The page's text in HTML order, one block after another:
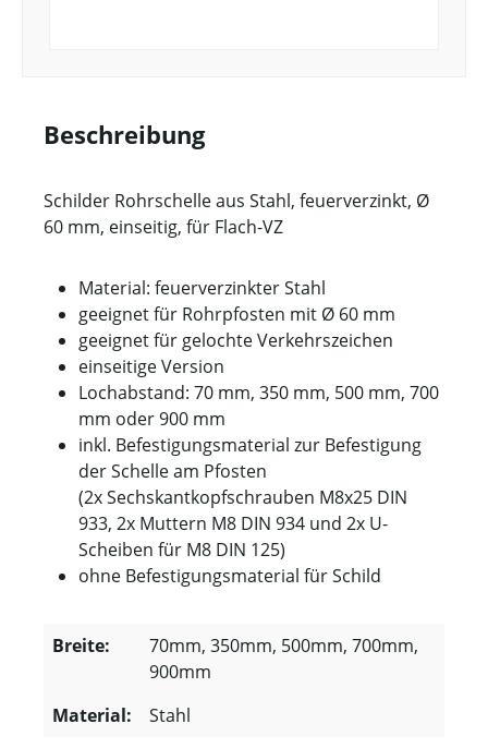
Beschreibung
Schilder Rohrschelle aus Stahl, feuerverzinkt, Ø
60 mm, einseitig, für Flach-VZ
Material: feuerverzinkter Stahl
geeignet für Rohrpfosten mit Ø 60 mm
geeignet für gelochte Verkehrszeichen
einseitige Version
Lochabstand: 70 mm, 350 mm, 500 mm, 700
mm oder 900 mm
inkl. Befestigungsmaterial zur Befestigung
der Schelle am Pfosten
(2x Sechskantkopfschrauben M8x25 DIN
933, 2x Muttern M8 DIN 934 und 2x U-
Scheiben für M8 DIN 125)
ohne Befestigungsmaterial für Schild
Breite:
70mm, 350mm, 500mm, 700mm,
900mm
Material:
Stahl